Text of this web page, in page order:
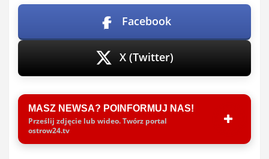
Facebook
X (Twitter)
MASZ NEWSA? POINFORMUJ NAS!
Prześlij zdjęcie lub wideo. Twórz portal
ostrow24.tv